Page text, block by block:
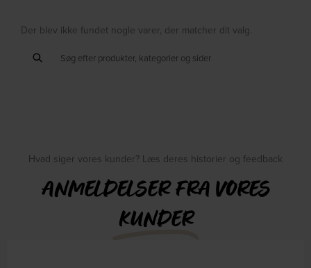
Der blev ikke fundet nogle varer, der matcher dit valg.
Hvad siger vores kunder? Læs deres historier og feedback
ANMELDELSER FRA VORES
KUNDER